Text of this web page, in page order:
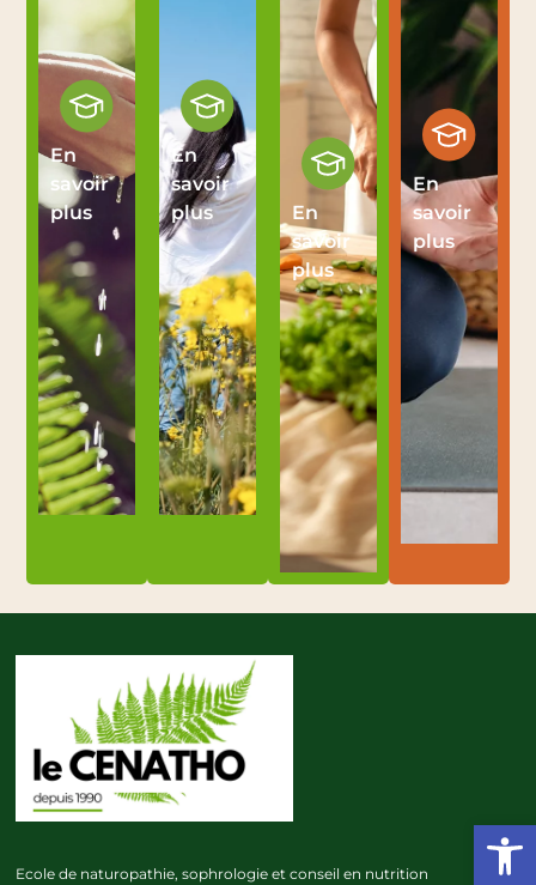
Ouvrir
En
savoir
plus
En
savoir
plus
En
savoir
plus
En
savoir
plus
Ecole de naturopathie, sophrologie et conseil en nutrition